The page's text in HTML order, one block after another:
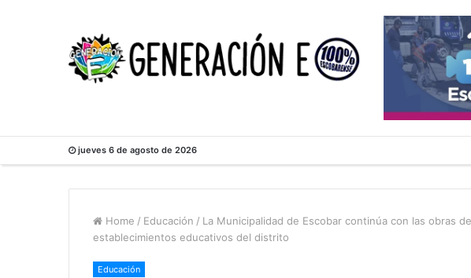
jueves 6 de agosto de 2026
Home / Educación / La Municipalidad de Escobar continúa con las obras
establecimientos educativos del distrito
Educación